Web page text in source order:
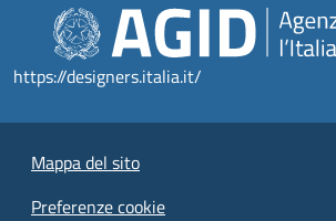
https://designers.italia.it/
Mappa del sito
Preferenze cookie